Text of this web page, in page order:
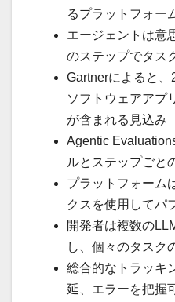
るプラットフォー
エージェントは意
のステップでタス
Gartnerによると
ソフトウェアアプ
が含まれる見込み
Agentic
ルとステップごと
プラットフォーム
クスを使用してパ
開発者は複数の
し、個々のタスク
総合的なトラッキ
延、エラーを把握